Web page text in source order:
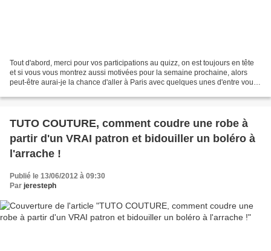
Tout d'abord, merci pour vos participations au quizz, on est toujours en tête
et si vous vous montrez aussi motivées pour la semaine prochaine, alors
peut-être aurai-je la chance d'aller à Paris avec quelques unes d'entre vous
TUTO COUTURE, comment coudre une robe à
partir d'un VRAI patron et bidouiller un boléro à
l'arrache !
Publié le 13/06/2012 à 09:30
Par jeresteph